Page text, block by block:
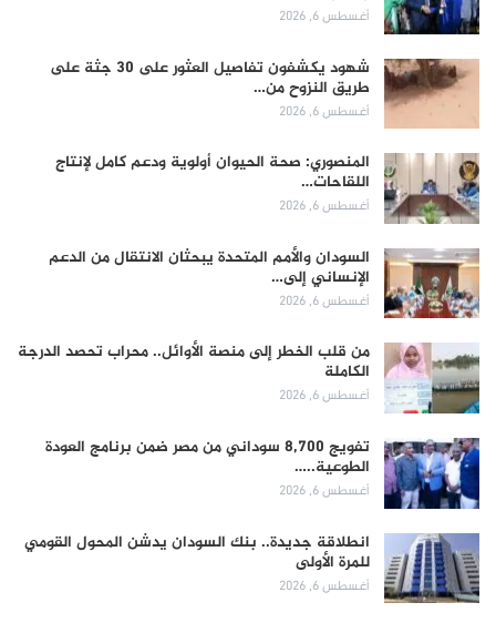
أغسطس 6, 2026
شهود يكشفون تفاصيل العثور على 30 جثة على
طريق النزوح من…
أغسطس 6, 2026
المنصوري: صحة الحيوان أولوية ودعم كامل لإنتاج
اللقاحات…
أغسطس 6, 2026
السودان والأمم المتحدة يبحثان الانتقال من الدعم
الإنساني إلى…
أغسطس 6, 2026
من قلب الخطر إلى منصة الأوائل.. محراب تحصد الدرجة
الكاملة
أغسطس 6, 2026
تفويج 8,700 سوداني من مصر ضمن برنامج العودة
الطوعية..…
أغسطس 6, 2026
انطلاقة جديدة.. بنك السودان يدشن المحول القومي
للمرة الأولى
أغسطس 6, 2026